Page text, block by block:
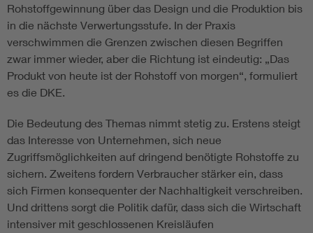
Rohstoffgewinnung über das Design und die Produktion bis
in die nächste Verwertungsstufe. In der Praxis
verschwimmen die Grenzen zwischen diesen Begriffen
zwar immer wieder, aber die Richtung ist eindeutig: „Das
Produkt von heute ist der Rohstoff von morgen“, formuliert
es die DKE.
Die Bedeutung des Themas nimmt stetig zu. Erstens steigt
das Interesse von Unternehmen, sich neue
Zugriffsmöglichkeiten auf dringend benötigte Rohstoffe zu
sichern. Zweitens fordern Verbraucher stärker ein, dass
sich Firmen konsequenter der Nachhaltigkeit verschreiben.
Und drittens sorgt die Politik dafür, dass sich die Wirtschaft
intensiver mit geschlossenen Kreisläufen